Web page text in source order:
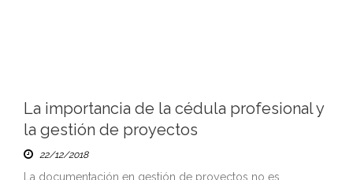
La importancia de la cédula profesional y
la gestión de proyectos
22/12/2018
La documentación en gestión de proyectos no es